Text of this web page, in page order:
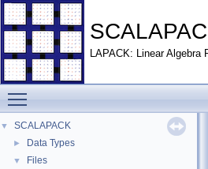
LAPACK: Linear Algebra
▼ SCALAPACK
► Data Types
▼ Files